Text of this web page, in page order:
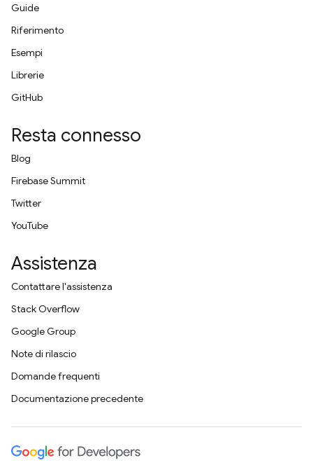
Guide
Riferimento
Esempi
Librerie
GitHub
Resta connesso
Blog
Firebase Summit
Twitter
YouTube
Assistenza
Contattare l'assistenza
Stack Overflow
Google Group
Note di rilascio
Domande frequenti
Documentazione precedente